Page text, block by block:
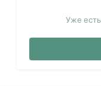
Уже есть